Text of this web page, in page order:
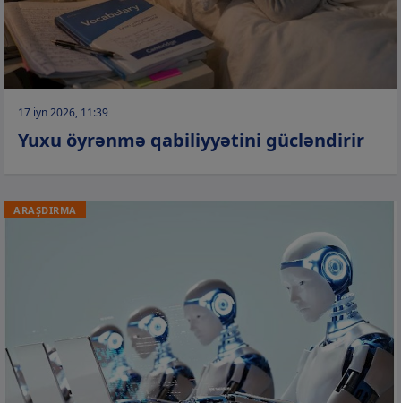
17 iyn 2026, 11:39
Yuxu öyrənmə qabiliyyətini gücləndirir
ARAŞDIRMA